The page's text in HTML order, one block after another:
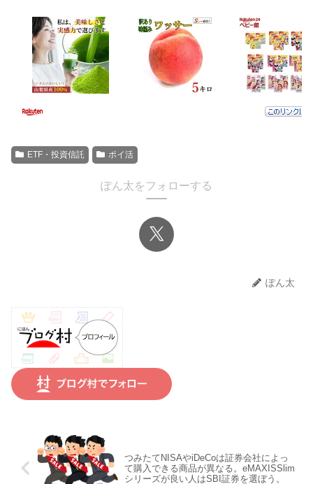
ETF・投資信託 ポイ活
ぽん太をフォローする
ぽん太
つみたてNISAやiDeCoは証券会社によっ
て購入できる商品が異なる。eMAXISSlim
シリーズが良い人はSBI証券を選ぼう。